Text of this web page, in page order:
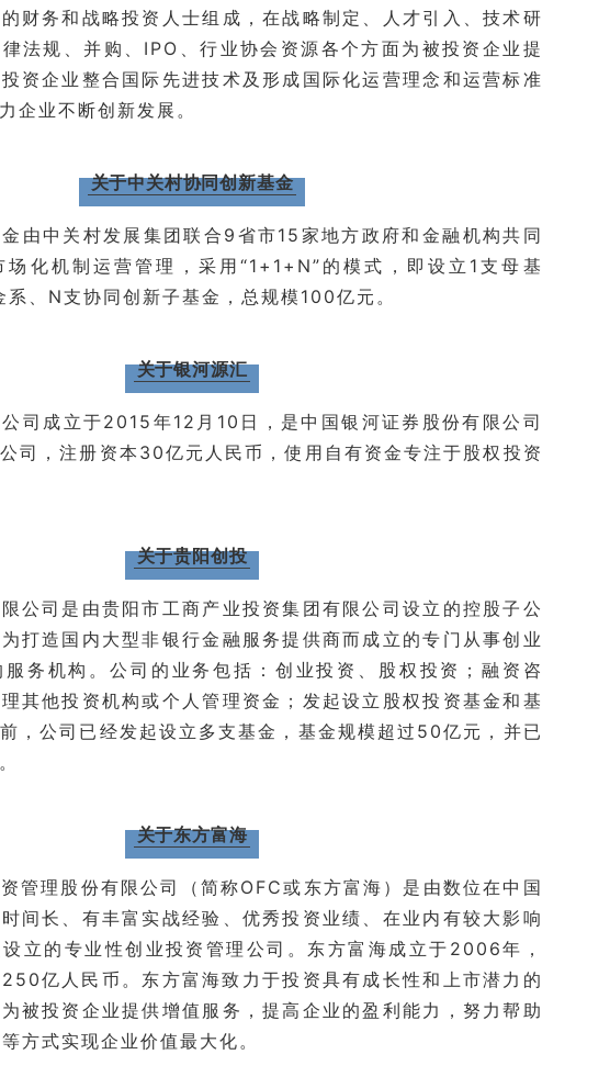
财务和战略投资人士组成，在战略制定、人才引入、技术研
法规、并购、IPO、行业协会资源各个方面为被投资企业提
资企业整合国际先进技术及形成国际化运营理念和运营标准
企业不断创新发展。
关于中关村协同创新基金
由中关村发展集团联合9省市15家地方政府和金融机构共同
化机制运营管理，采用“1+1+N”的模式，即设立1支母基
系、N支协同创新子基金，总规模100亿元。
关于银河源汇
司成立于2015年12月10日，是中国银河证券股份有限公司
司，注册资本30亿元人民币，使用自有资金专注于股权投资
关于贵阳创投
公司是由贵阳市工商产业投资集团有限公司设立的控股子公
打造国内大型非银行金融服务提供商而成立的专门从事创业
务机构。公司的业务包括：创业投资、股权投资；融资咨
其他投资机构或个人管理资金；发起设立股权投资基金和基
，公司已经发起设立多支基金，基金规模超过50亿元，并已
关于东方富海
管理股份有限公司（简称OFC或东方富海）是由数位在中国
间长、有丰富实战经验、优秀投资业绩、在业内有较大影响
立的专业性创业投资管理公司。东方富海成立于2006年，
亿人民币。东方富海致力于投资具有成长性和上市潜力的
被投资企业提供增值服务，提高企业的盈利能力，努力帮助
方式实现企业价值最大化。